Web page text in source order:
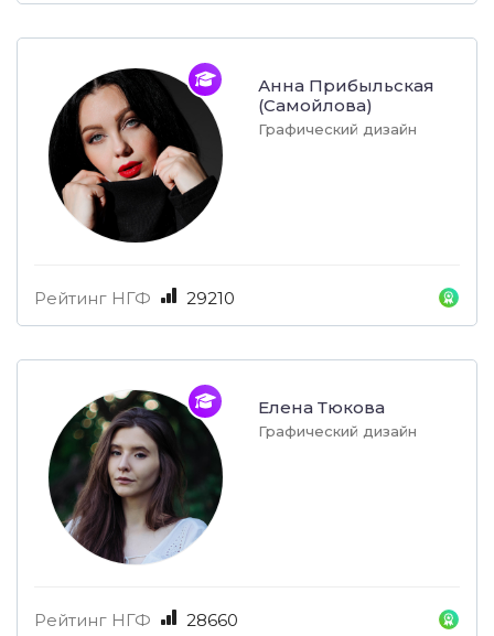
Анна Прибыльская
(Самойлова)
Графический дизайн
Рейтинг НГФ 29210
Елена Тюкова
Графический дизайн
Рейтинг НГФ 28660